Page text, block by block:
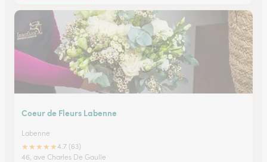
Coeur de Fleurs Labenne
Labenne
★★★★★4.7 (63)
46, ave Charles De Gaulle